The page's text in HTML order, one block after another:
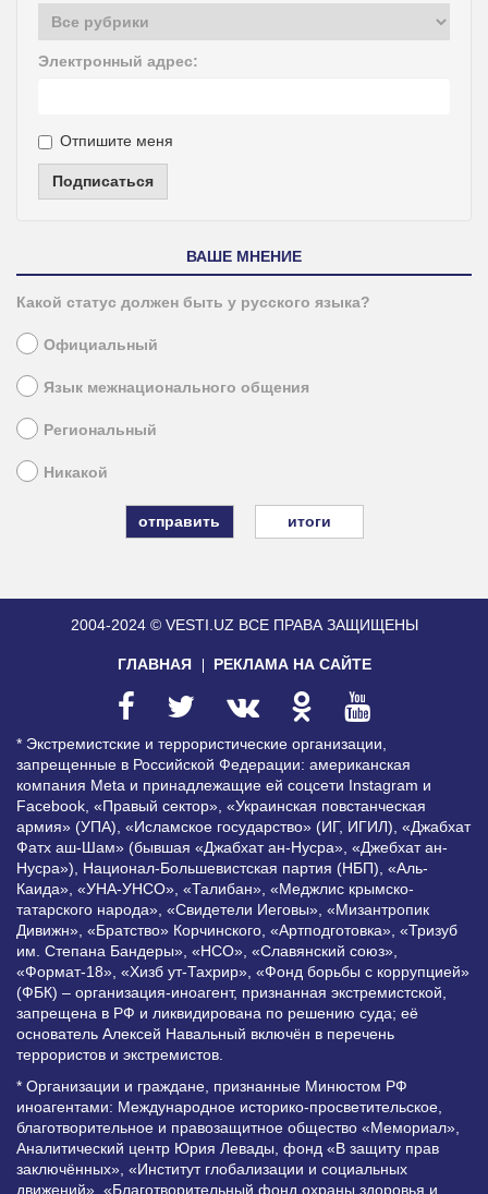
Электронный адрес:
Отпишите меня
Подписаться
ВАШЕ МНЕНИЕ
Какой статус должен быть у русского языка?
Официальный
Язык межнационального общения
Региональный
Никакой
итоги
2004-2024 © VESTI.UZ ВСЕ ПРАВА ЗАЩИЩЕНЫ
ГЛАВНАЯ РЕКЛАМА НА САЙТЕ
* Экстремистские и террористические организации,
запрещенные в Российской Федерации: американская
компания Meta и принадлежащие ей соцсети Instagram и
Facebook, «Правый сектор», «Украинская повстанческая
армия» (УПА), «Исламское государство» (ИГ, ИГИЛ), «Джабхат
Фатх аш-Шам» (бывшая «Джабхат ан-Нусра», «Джебхат ан-
Нусра»), Национал-Большевистская партия (НБП), «Аль-
Каида», «УНА-УНСО», «Талибан», «Меджлис крымско-
татарского народа», «Свидетели Иеговы», «Мизантропик
Дивижн», «Братство» Корчинского, «Артподготовка», «Тризуб
им. Степана Бандеры», «НСО», «Славянский союз»,
«Формат-18», «Хизб ут-Тахрир», «Фонд борьбы с коррупцией»
(ФБК) – организация-иноагент, признанная экстремистской,
запрещена в РФ и ликвидирована по решению суда; её
основатель Алексей Навальный включён в перечень
террористов и экстремистов.
* Организации и граждане, признанные Минюстом РФ
иноагентами: Международное историко-просветительское,
благотворительное и правозащитное общество «Мемориал»,
Аналитический центр Юрия Левады, фонд «В защиту прав
заключённых», «Институт глобализации и социальных
движений», «Благотворительный фонд охраны здоровья и